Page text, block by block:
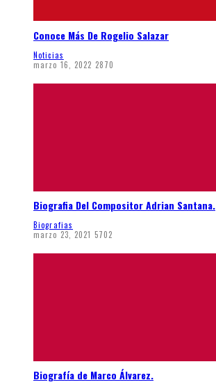
Conoce Más De Rogelio Salazar
Noticias
marzo 16, 2022 2870
Biografia Del Compositor Adrian Santana.
Biografias
marzo 23, 2021 5702
Biografía de Marco Álvarez.